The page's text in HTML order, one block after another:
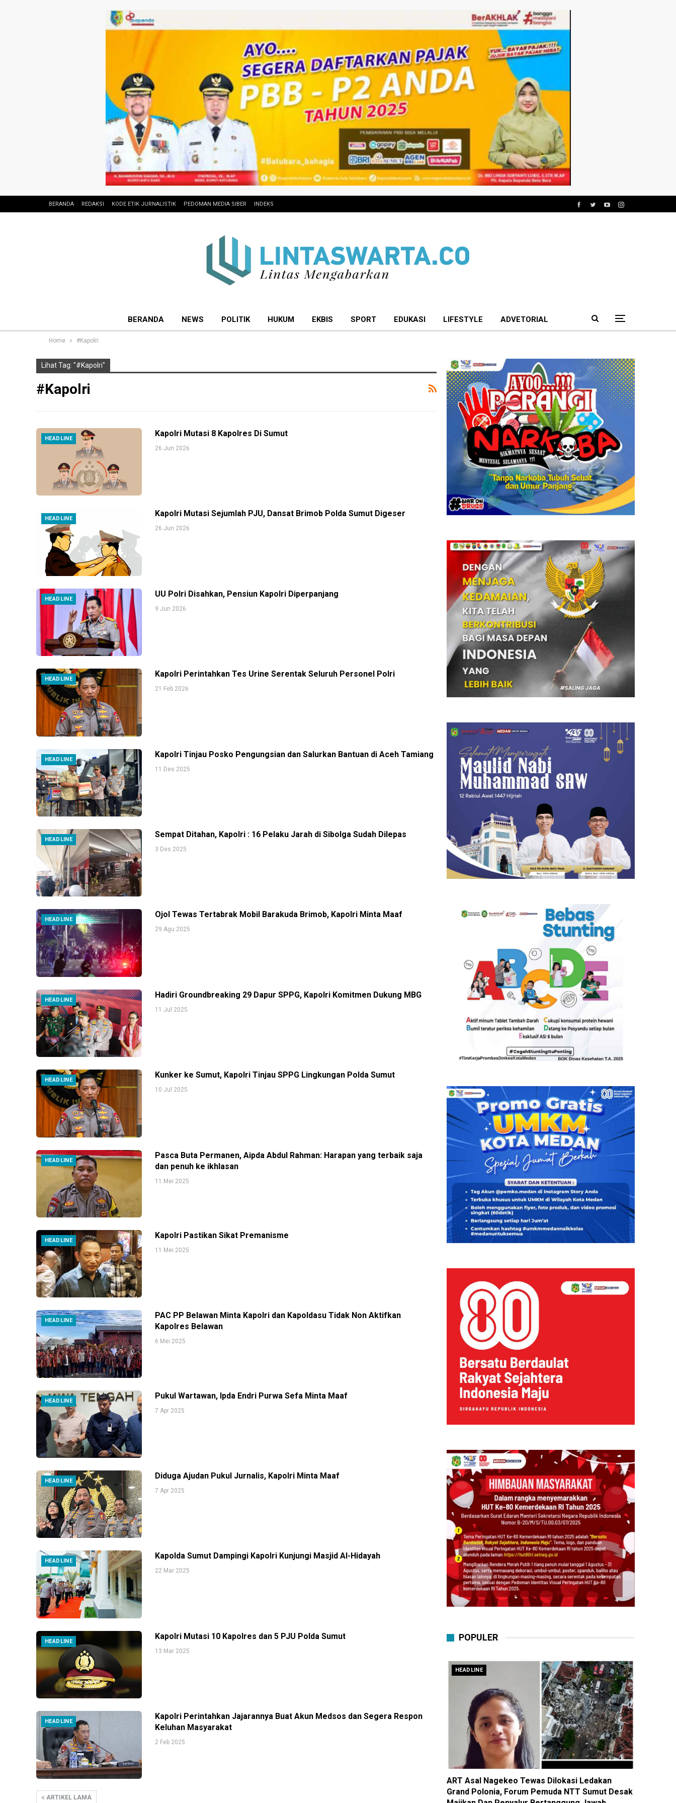
BERANDA REDAKSI KODE ETIK JURNALISTIK PEDOMAN MEDIA SIBER INDEKS
BERANDA NEWS POLITIK HUKUM EKBIS SPORT EDUKASI LIFESTYLE ADVETORIAL
Home #Kapolri
Lihat Tag: "#Kapolri"
#Kapolri
HEADLINE
Kapolri Mutasi 8 Kapolres Di Sumut
26 Jun 2026
HEADLINE
Kapolri Mutasi Sejumlah PJU, Dansat Brimob Polda Sumut Digeser
26 Jun 2026
HEADLINE
UU Polri Disahkan, Pensiun Kapolri Diperpanjang
9 Jun 2026
HEADLINE
Kapolri Perintahkan Tes Urine Serentak Seluruh Personel Polri
21 Feb 2026
HEADLINE
Kapolri Tinjau Posko Pengungsian dan Salurkan Bantuan di Aceh Tamiang
11 Des 2025
HEADLINE
Sempat Ditahan, Kapolri : 16 Pelaku Jarah di Sibolga Sudah Dilepas
3 Des 2025
HEADLINE
Ojol Tewas Tertabrak Mobil Barakuda Brimob, Kapolri Minta Maaf
29 Agu 2025
HEADLINE
Hadiri Groundbreaking 29 Dapur SPPG, Kapolri Komitmen Dukung MBG
11 Jul 2025
HEADLINE
Kunker ke Sumut, Kapolri Tinjau SPPG Lingkungan Polda Sumut
10 Jul 2025
HEADLINE
Pasca Buta Permanen, Aipda Abdul Rahman: Harapan yang terbaik saja
dan penuh ke ikhlasan
11 Mei 2025
HEADLINE
Kapolri Pastikan Sikat Premanisme
11 Mei 2025
HEADLINE
PAC PP Belawan Minta Kapolri dan Kapoldasu Tidak Non Aktifkan
Kapolres Belawan
6 Mei 2025
HEADLINE
Pukul Wartawan, Ipda Endri Purwa Sefa Minta Maaf
7 Apr 2025
HEADLINE
Diduga Ajudan Pukul Jurnalis, Kapolri Minta Maaf
7 Apr 2025
HEADLINE
Kapolda Sumut Dampingi Kapolri Kunjungi Masjid Al-Hidayah
22 Mar 2025
HEADLINE
Kapolri Mutasi 10 Kapolres dan 5 PJU Polda Sumut
13 Mar 2025
HEADLINE
Kapolri Perintahkan Jajarannya Buat Akun Medsos dan Segera Respon
Keluhan Masyarakat
2 Feb 2025
ARTIKEL LAMA
POPULER
HEADLINE
ART Asal Nagekeo Tewas Dilokasi Ledakan
Grand Polonia, Forum Pemuda NTT Sumut Desak